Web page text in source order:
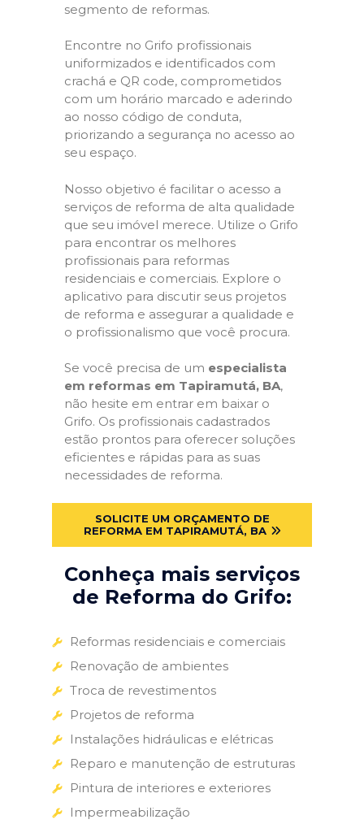
segmento de reformas.
Encontre no Grifo profissionais
uniformizados e identificados com
crachá e QR code, comprometidos
com um horário marcado e aderindo
ao nosso código de conduta,
priorizando a segurança no acesso ao
seu espaço.
Nosso objetivo é facilitar o acesso a
serviços de reforma de alta qualidade
que seu imóvel merece. Utilize o Grifo
para encontrar os melhores
profissionais para reformas
residenciais e comerciais. Explore o
aplicativo para discutir seus projetos
de reforma e assegurar a qualidade e
o profissionalismo que você procura.
Se você precisa de um especialista
em reformas em Tapiramutá, BA,
não hesite em entrar em baixar o
Grifo. Os profissionais cadastrados
estão prontos para oferecer soluções
eficientes e rápidas para as suas
necessidades de reforma.
SOLICITE UM ORÇAMENTO DE
REFORMA EM TAPIRAMUTÁ, BA
Conheça mais serviços
de Reforma do Grifo:
Reformas residenciais e comerciais
Renovação de ambientes
Troca de revestimentos
Projetos de reforma
Instalações hidráulicas e elétricas
Reparo e manutenção de estruturas
Pintura de interiores e exteriores
Impermeabilização